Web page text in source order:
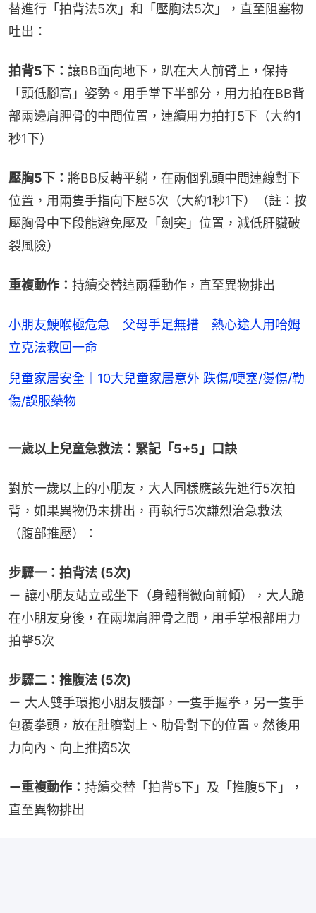
替進行「拍背法5次」和「壓胸法5次」，直至阻塞物
吐出：
拍背5下： 讓BB面向地下，趴在大人前臂上，保持
「頭低腳高」姿勢。用手掌下半部分，用力拍在BB背
部兩邊肩胛骨的中間位置，連續用力拍打5下（大約1
秒1下）
壓胸5下： 將BB反轉平躺，在兩個乳頭中間連線對下
位置，用兩隻手指向下壓5次（大約1秒1下）（註：按
壓胸骨中下段能避免壓及「劍突」位置，減低肝臟破
裂風險）
重複動作： 持續交替這兩種動作，直至異物排出
小朋友鯁喉極危急 父母手足無措 熱心途人用哈姆
立克法救回一命
兒童家居安全｜10大兒童家居意外 跌傷/哽塞/燙傷/勒
傷/誤服藥物
一歲以上兒童急救法：緊記「5+5」口訣
對於一歲以上的小朋友，大人同樣應該先進行5次拍
背，如果異物仍未排出，再執行5次謙烈治急救法
（腹部推壓）：
步驟一：拍背法 (5次)
－ 讓小朋友站立或坐下（身體稍微向前傾），大人跪
在小朋友身後，在兩塊肩胛骨之間，用手掌根部用力
拍擊5次
步驟二：推腹法 (5次)
－ 大人雙手環抱小朋友腰部，一隻手握拳，另一隻手
包覆拳頭，放在肚臍對上、肋骨對下的位置。然後用
力向內、向上推擠5次
－重複動作： 持續交替「拍背5下」及「推腹5下」，
直至異物排出